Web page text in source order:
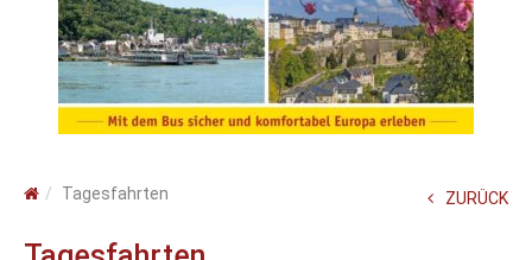
Tagesfahrten ZURÜCK